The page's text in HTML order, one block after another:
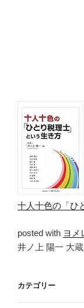
十人十色の「ひ
posted with ヨメ
井ノ上 陽一 大
カテゴリー